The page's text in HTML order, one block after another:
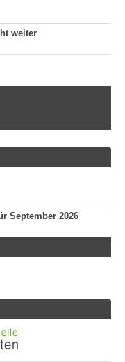
weiter
September 2026